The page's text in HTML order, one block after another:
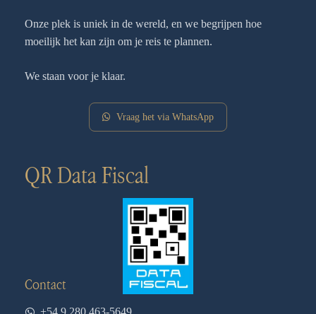
Onze plek is uniek in de wereld, en we begrijpen hoe
moeilijk het kan zijn om je reis te plannen.
We staan voor je klaar.
Vraag het via WhatsApp
QR Data Fiscal
Contact